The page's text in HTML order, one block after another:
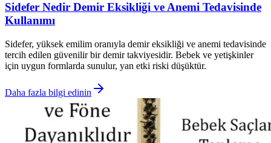
Sidefer Nedir Demir Eksikliği ve Anemi Tedavisinde
Kullanımı
Sidefer, yüksek emilim oranıyla demir eksikliği ve anemi tedavisinde
tercih edilen güvenilir bir demir takviyesidir. Bebek ve yetişkinler
için uygun formlarda sunulur, yan etki riski düşüktür.
Daha fazla bilgi edinin